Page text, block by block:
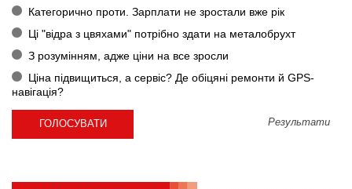
Категорично проти. Зарплати не зростали вже рік
Ці "відра з цвяхами" потрібно здати на металобрухт
З розумінням, адже ціни на все зросли
Ціна підвищиться, а сервіс? Де обіцяні ремонти й GPS-
навігація?
Результати